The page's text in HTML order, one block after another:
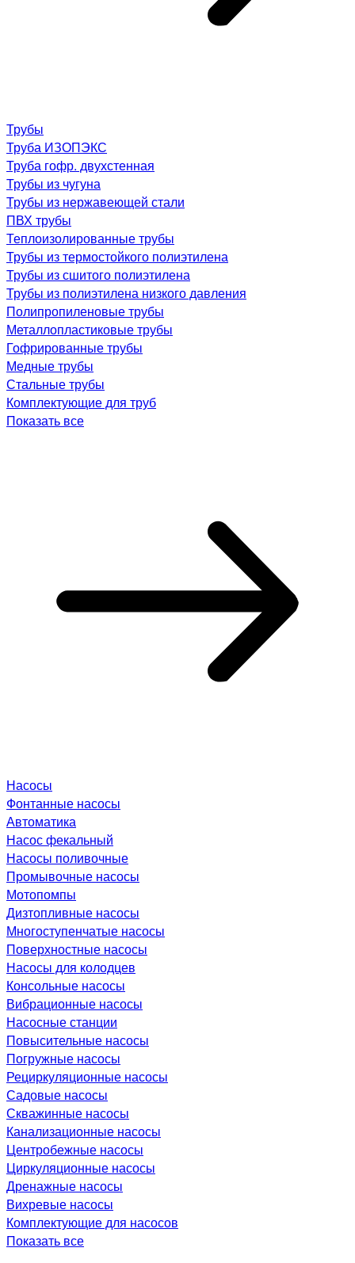
Трубы
Труба ИЗОПЭКС
Труба гофр. двухстенная
Трубы из чугуна
Трубы из нержавеющей стали
ПВХ трубы
Теплоизолированные трубы
Трубы из термостойкого полиэтилена
Трубы из сшитого полиэтилена
Трубы из полиэтилена низкого давления
Полипропиленовые трубы
Металлопластиковые трубы
Гофрированные трубы
Медные трубы
Стальные трубы
Комплектующие для труб
Показать все
Насосы
Фонтанные насосы
Автоматика
Насос фекальный
Насосы поливочные
Промывочные насосы
Мотопомпы
Дизтопливные насосы
Многоступенчатые насосы
Поверхностные насосы
Насосы для колодцев
Консольные насосы
Вибрационные насосы
Насосные станции
Повысительные насосы
Погружные насосы
Рециркуляционные насосы
Садовые насосы
Скважинные насосы
Канализационные насосы
Центробежные насосы
Циркуляционные насосы
Дренажные насосы
Вихревые насосы
Комплектующие для насосов
Показать все